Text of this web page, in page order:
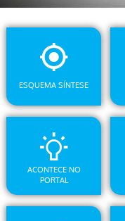
ESQUEMA SÍNTESE
ACONTECE NO
PORTAL